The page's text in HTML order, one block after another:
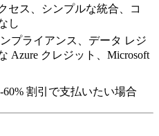
セス、シンプルな統合、コ
し
プライアンス、データ レジ
Azure クレジット、Microsoft
割引で支払いたい場合